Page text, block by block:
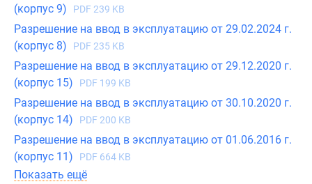
(корпус 9)
PDF 239 KB
Разрешение на ввод в эксплуатацию от 29.02.2024 г.
(корпус 8)
PDF 235 KB
Разрешение на ввод в эксплуатацию от 29.12.2020 г.
(корпус 15)
PDF 199 KB
Разрешение на ввод в эксплуатацию от 30.10.2020 г.
(корпус 14)
PDF 200 KB
Разрешение на ввод в эксплуатацию от 01.06.2016 г.
(корпус 11)
PDF 664 KB
Показать ещё